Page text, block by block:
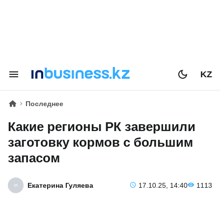
KZ
Последнее
Какие регионы РК завершили
заготовку кормов с большим
запасом
Екатерина Гуляева 17.10.25, 14:40 1113